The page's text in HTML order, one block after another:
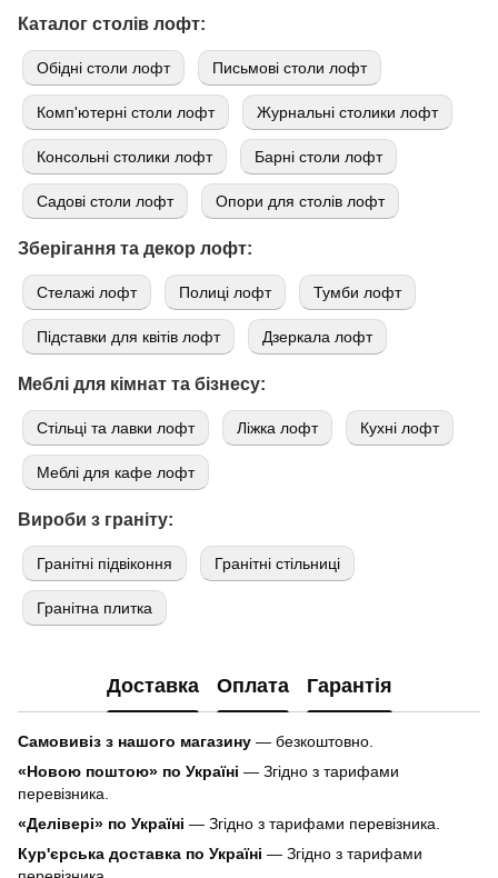
Каталог столів лофт:
Обідні столи лофт Письмові столи лофт
Комп'ютерні столи лофт Журнальні столики лофт
Консольні столики лофт Барні столи лофт
Садові столи лофт Опори для столів лофт
Зберігання та декор лофт:
Стелажі лофт Полиці лофт Тумби лофт
Підставки для квітів лофт Дзеркала лофт
Меблі для кімнат та бізнесу:
Стільці та лавки лофт Ліжка лофт Кухні лофт
Меблі для кафе лофт
Вироби з граніту:
Гранітні підвіконня Гранітні стільниці
Гранітна плитка
Доставка Оплата Гарантія
Самовивіз з нашого магазину — безкоштовно.
«Новою поштою» по Україні — Згідно з тарифами
перевізника.
«Делівері» по Україні — Згідно з тарифами перевізника.
Кур'єрська доставка по Україні — Згідно з тарифами